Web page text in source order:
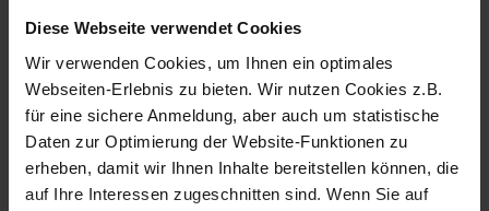
Diese Webseite verwendet Cookies
Wir verwenden Cookies, um Ihnen ein optimales
Webseiten-Erlebnis zu bieten. Wir nutzen Cookies z.B.
für eine sichere Anmeldung, aber auch um statistische
Daten zur Optimierung der Website-Funktionen zu
erheben, damit wir Ihnen Inhalte bereitstellen können, die
auf Ihre Interessen zugeschnitten sind. Wenn Sie auf
Ob in Kantinen, bei Buffets, auf
Banquettes im Catering oder bei Hotels,
die ihre Speisen im Zimmerservice
anbieten – die McCain SureCrisp Pommes
frites versprechen dem Kunden immer ein